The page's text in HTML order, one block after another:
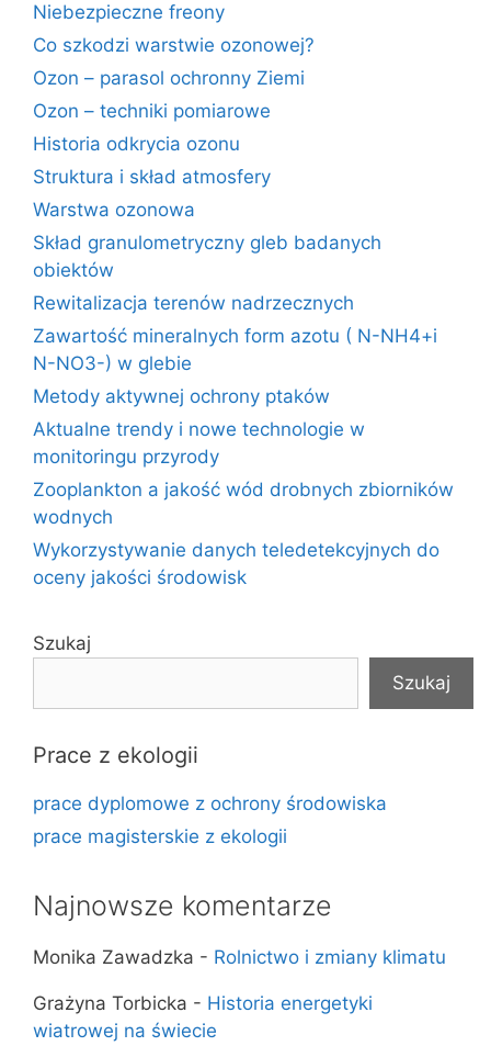
Niebezpieczne freony
Co szkodzi warstwie ozonowej?
Ozon – parasol ochronny Ziemi
Ozon – techniki pomiarowe
Historia odkrycia ozonu
Struktura i skład atmosfery
Warstwa ozonowa
Skład granulometryczny gleb badanych
obiektów
Rewitalizacja terenów nadrzecznych
Zawartość mineralnych form azotu ( N-NH4+i
N-NO3-) w glebie
Metody aktywnej ochrony ptaków
Aktualne trendy i nowe technologie w
monitoringu przyrody
Zooplankton a jakość wód drobnych zbiorników
wodnych
Wykorzystywanie danych teledetekcyjnych do
oceny jakości środowisk
Szukaj
Szukaj
Prace z ekologii
prace dyplomowe z ochrony środowiska
prace magisterskie z ekologii
Najnowsze komentarze
Monika Zawadzka - Rolnictwo i zmiany klimatu
Grażyna Torbicka - Historia energetyki
wiatrowej na świecie